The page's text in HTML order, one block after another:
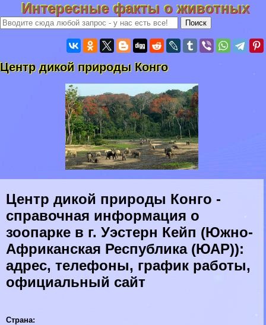
Интересные факты о животных
Центр дикой природы Конго
Центр дикой природы Конго -
справочная информация о
зоопарке в г. Уэстерн Кейп (Южно-
Африканская Республика (ЮАР)):
адрес, телефоны, график работы,
официальный сайт
Страна: